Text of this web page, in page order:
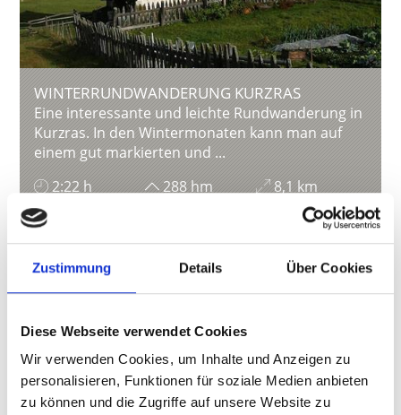
Zustimmung Details Über Cookies
Diese Webseite verwendet Cookies
Wir verwenden Cookies, um Inhalte und Anzeigen zu
personalisieren, Funktionen für soziale Medien anbieten
zu können und die Zugriffe auf unsere Website zu
WINTERRUNDWANDERUNG KURZRAS
Eine interessante und leichte Rundwanderung in
Kurzras. In den Wintermonaten kann man auf
einem gut markierten und ...
2:22 h
288 hm
8,1 km